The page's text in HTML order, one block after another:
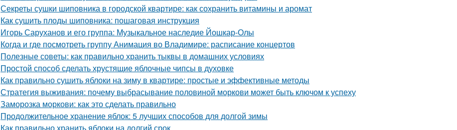
Секреты сушки шиповника в городской квартире: как сохранить витамины и аромат
Как сушить плоды шиповника: пошаговая инструкция
Игорь Саруханов и его группа: Музыкальное наследие Йошкар-Олы
Когда и где посмотреть группу Анимация во Владимире: расписание концертов
Полезные советы: как правильно хранить тыквы в домашних условиях
Простой способ сделать хрустящие яблочные чипсы в духовке
Как правильно сушить яблоки на зиму в квартире: простые и эффективные методы
Стратегия выживания: почему выбрасывание половиной моркови может быть ключом к успеху
Заморозка моркови: как это сделать правильно
Продолжительное хранение яблок: 5 лучших способов для долгой зимы